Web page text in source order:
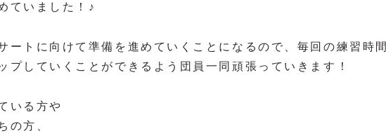
ていました！♪
ートに向けて準備を進めていくことになるので、毎回の練習時間
プしていくことができるよう団員一同頑張っていきます！
いる方や
の方、